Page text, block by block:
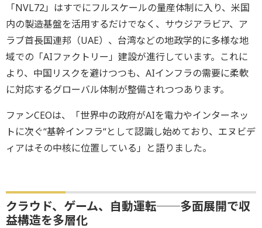
「NVL72」はすでにフルスケールの量産体制に入り、米国
内の製造基盤を活用するだけでなく、サウジアラビア、ア
ラブ首長国連邦（UAE）、台湾などの地政学的に多様な地
域での「AIファクトリー」建設が進行しています。これに
より、中国リスクを避けつつも、AIインフラの需要に柔軟
に対応するグローバル体制が整備されつつあります。
ファンCEOは、「世界中の政府がAIを電力やインターネッ
トに次ぐ“基幹インフラ“として認識し始めており、エヌビデ
ィアはその中核に位置している」と語りました。
クラウド、ゲーム、自動運転──多面展開で収
益構造を多層化